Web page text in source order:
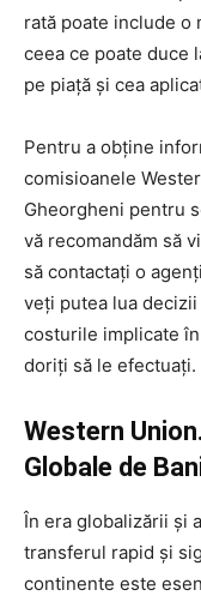
rată poate include o
ceea ce poate duce
pe piață și cea
Pentru a obține
comisioanele
Gheorgheni pentru
vă recomandăm să
să contactați o
veți putea lua
costurile implicate
doriți să le efectuați.
Western
Globale de
În era globalizării și
transferul rapid și
continente este